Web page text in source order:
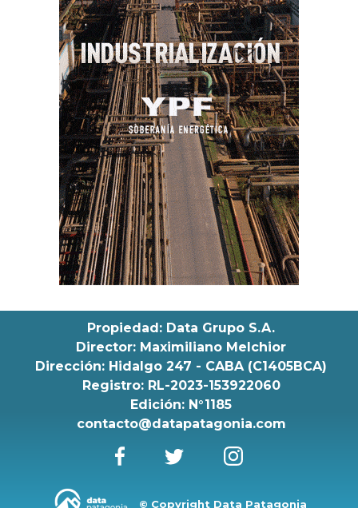
© Copyright Data Patagonia
Propiedad: Data Grupo S.A.
Director: Maximiliano Melchior
Dirección: Hidalgo 247 - CABA (C1405BCA)
Registro: RL-2023-153922060
Edición: N°1185
contacto@datapatagonia.com